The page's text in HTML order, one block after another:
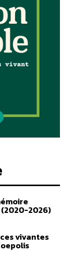
2026)
vivantes